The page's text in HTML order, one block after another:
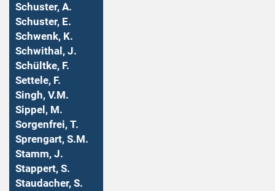
Schuster, A.
Schuster, E.
Schwenk, K.
Schwithal, J.
Schültke, F.
Settele, F.
Singh, V.M.
Sippel, M.
Sorgenfrei, T.
Sprengart, S.M.
Stamm, J.
Stappert, S.
Staudacher, S.